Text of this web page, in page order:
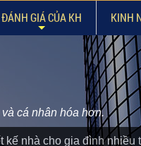
ĐÁNH GIÁ CỦA KH KINH
cá nhân hóa hơn.
nhà cho gia đình nhiều